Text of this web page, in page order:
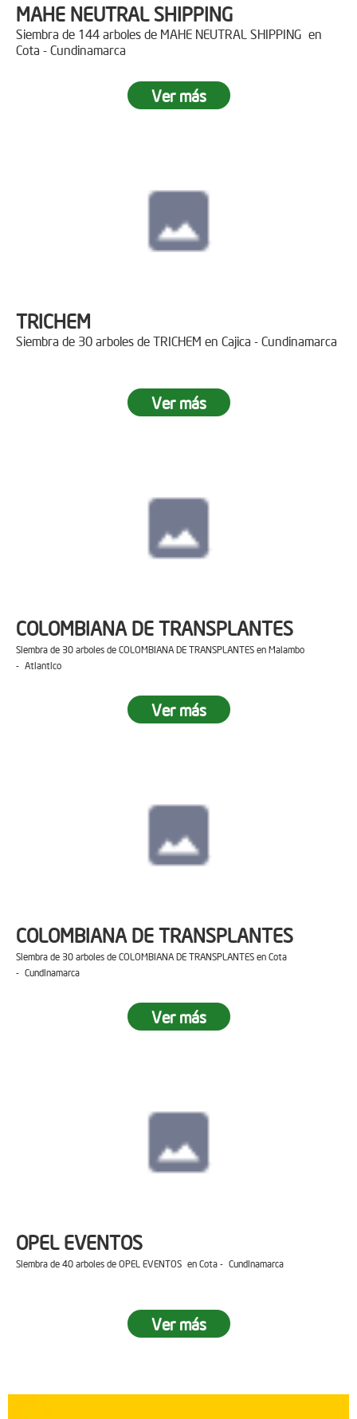
MAHE NEUTRAL SHIPPING
Siembra de 144 arboles de MAHE NEUTRAL SHIPPING en
Cota - Cundinamarca
Ver más
TRICHEM
Siembra de 30 arboles de TRICHEM en Cajica - Cundinamarca
Ver más
COLOMBIANA DE TRANSPLANTES
Siembra de 30 arboles de COLOMBIANA DE TRANSPLANTES en Malambo
- Atlantico
Ver más
COLOMBIANA DE TRANSPLANTES
Siembra de 30 arboles de COLOMBIANA DE TRANSPLANTES en Cota
- Cundinamarca
Ver más
OPEL EVENTOS
Siembra de 40 arboles de OPEL EVENTOS en Cota - Cundinamarca
Ver más